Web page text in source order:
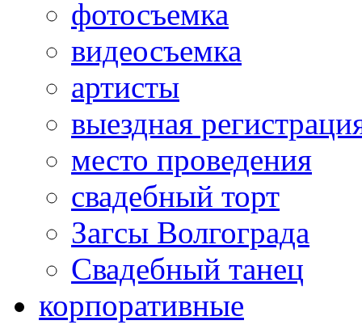
фотосъемка
видеосъемка
артисты
выездная
место проведения
свадебный торт
Загсы Волгограда
Свадебный танец
корпоративные